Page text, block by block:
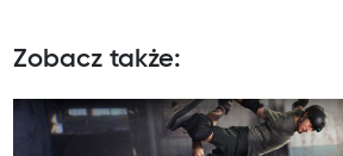
Zobacz także: